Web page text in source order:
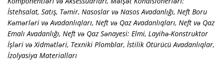
İstehsalat, Satış, Təmir, Nasoslar və Nasos Avadanlığı, Neft Boru
Kəmərləri və Avadanlıqları, Neft və Qaz Avadanlıqları, Neft və Qaz
Emalı Avadanlığı, Neft və Qaz Sənayesi: Elmi, Layihə-Konstruktor
İşləri və Xidmətləri, Texniki Plomblar, İstilik Ötürücü Avadanlıqlar,
İzolyasiya Materialları